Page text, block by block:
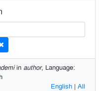
in author, Language:
English | All